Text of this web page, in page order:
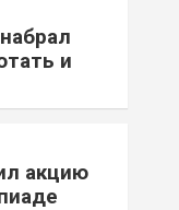
и
акцию